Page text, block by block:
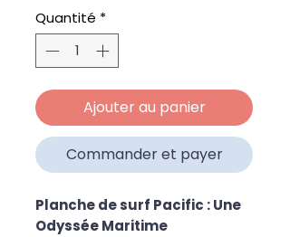
Quantité *
Ajouter au panier
Commander et payer
Planche de surf Pacific : Une
Odyssée Maritime